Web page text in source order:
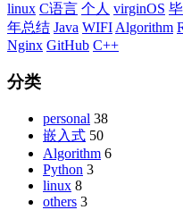
linux C语言 个人 virginOS
年总结 Java WIFI Algorithm
Nginx GitHub C++
分类
personal 38
嵌入式 50
Algorithm 6
Python 3
linux 8
others 3